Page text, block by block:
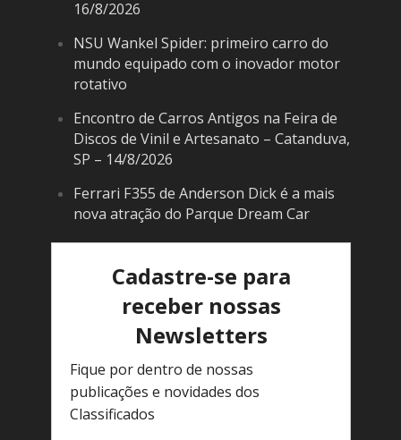
16/8/2026
NSU Wankel Spider: primeiro carro do
mundo equipado com o inovador motor
rotativo
Encontro de Carros Antigos na Feira de
Discos de Vinil e Artesanato – Catanduva,
SP – 14/8/2026
Ferrari F355 de Anderson Dick é a mais
nova atração do Parque Dream Car